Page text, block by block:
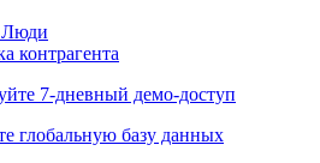
Люди
контрагента
7-дневный демо-доступ
глобальную базу данных